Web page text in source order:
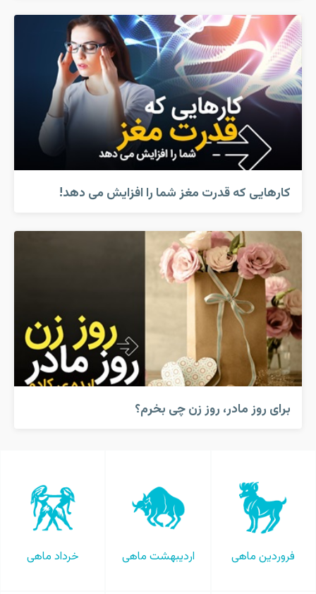
کارهایی که قدرت مغز شما را افزایش می دهد!
برای روز مادر، روز زن چی بخرم؟
فروردین ماهی اردیبهشت ماهی خرداد ماهی